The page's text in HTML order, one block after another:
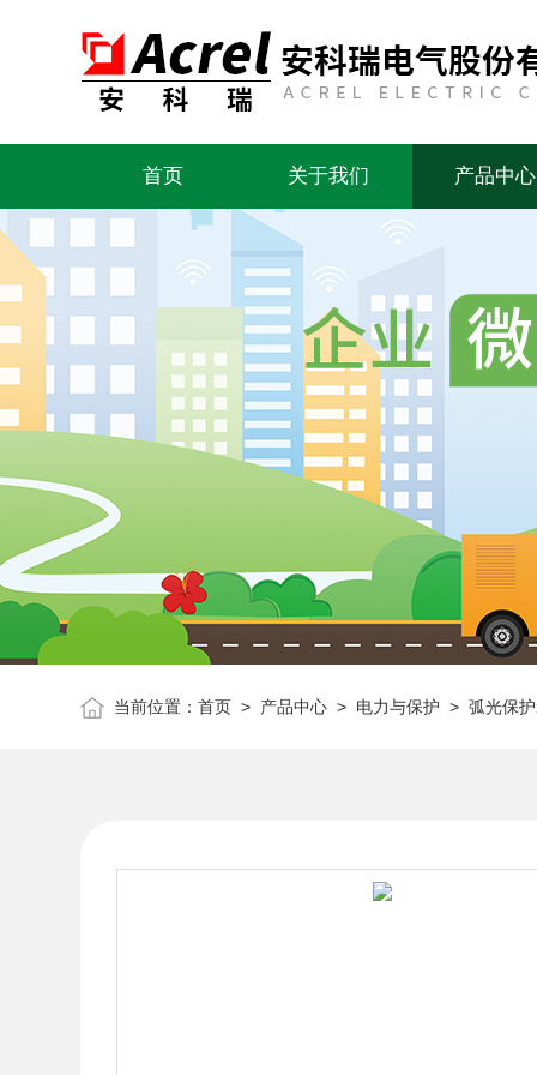
首页 关于我们 产品中心
当前位置：首页 > 产品中心 > 电力与保护 >弧光保